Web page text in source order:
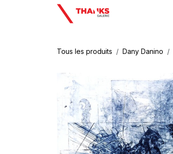
Se rendre au contenu
Tous les produits Dany Danino